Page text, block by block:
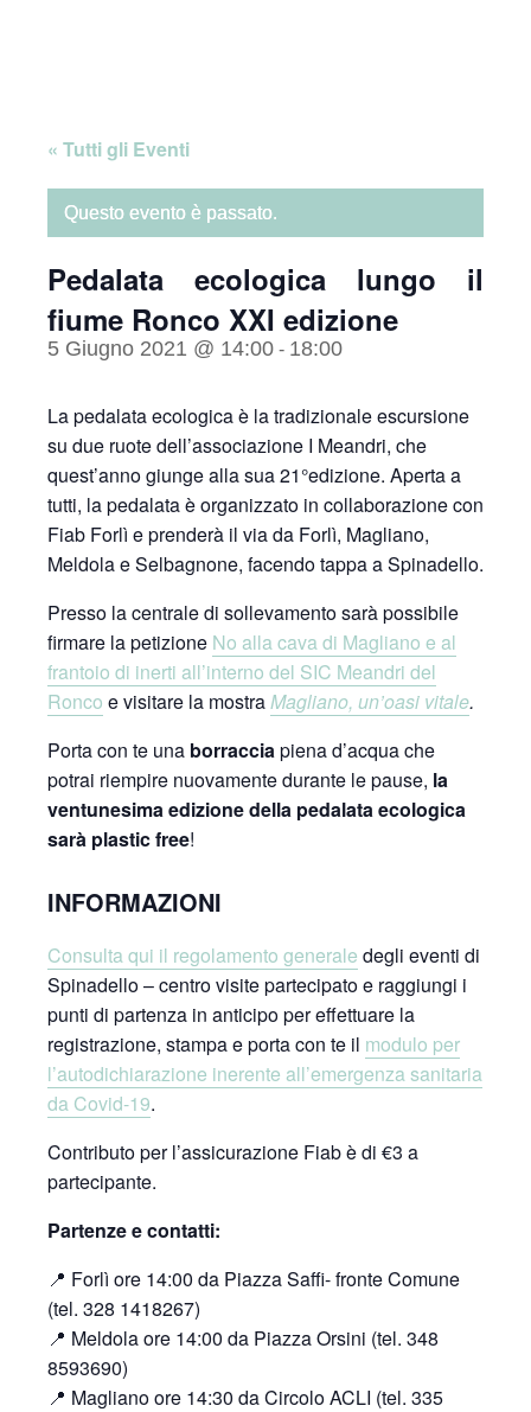
« Tutti gli Eventi
Questo evento è passato.
Pedalata ecologica lungo il
fiume Ronco XXI edizione
5 Giugno 2021 @ 14:00 - 18:00
La pedalata ecologica è la tradizionale escursione
su due ruote dell’associazione I Meandri, che
quest’anno giunge alla sua 21°edizione. Aperta a
tutti, la pedalata èorganizzato in collaborazione con
Fiab Forlì e prenderà il via da Forlì, Magliano,
Meldola e Selbagnone, facendo tappa a Spinadello.
Presso la centrale di sollevamento sarà possibile
firmare la petizione No alla cava di Magliano e al
frantoio di inerti all’interno del SIC Meandri del
Ronco e visitare la mostraMagliano, un’oasi vitale.
Porta con te una borracciapiena d’acqua che
potrai riempire nuovamente durante le pause, la
ventunesima edizione della pedalata ecologica
sarà plastic free!
INFORMAZIONI
Consulta qui il regolamento generale degli eventi di
Spinadello – centro visite partecipato e raggiungi i
punti di partenza in anticipo per effettuare la
registrazione, stampa e porta con te il modulo per
l’autodichiarazione inerente all’emergenza sanitaria
da Covid-19.
Contributo per l’assicurazione Fiab è di €3 a
partecipante.
Partenze e contatti:
📍 Forlì ore 14:00 da Piazza Saffi- fronte Comune
(tel. 328 1418267)
📍 Meldola ore 14:00 da Piazza Orsini (tel. 348
8593690)
📍 Magliano ore 14:30 da Circolo ACLI (tel. 335